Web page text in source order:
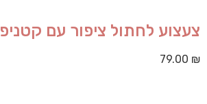
צעצוע לחתול ציפור עם קטניפ 1 יחידות
79.00 ₪